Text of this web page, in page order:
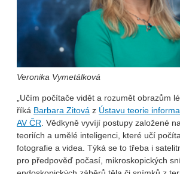
Veronika Vymetálková
„Učím počítače vidět a rozumět obrazům
říká Barbara Zitová z Ústavu teorie
AV ČR. Vědkyně vyvíjí postupy založené
teoriích a umělé inteligenci, které učí
fotografie a videa. Týká se to třeba i
pro předpověď počasí, mikroskopických